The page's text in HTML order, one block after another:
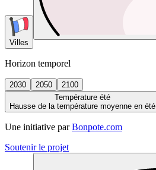
Villes
Horizon temporel
2030 2050
2100
Température été
Hausse de la température moyenne en été
Une initiative par Bonpote.com
Soutenir le projet